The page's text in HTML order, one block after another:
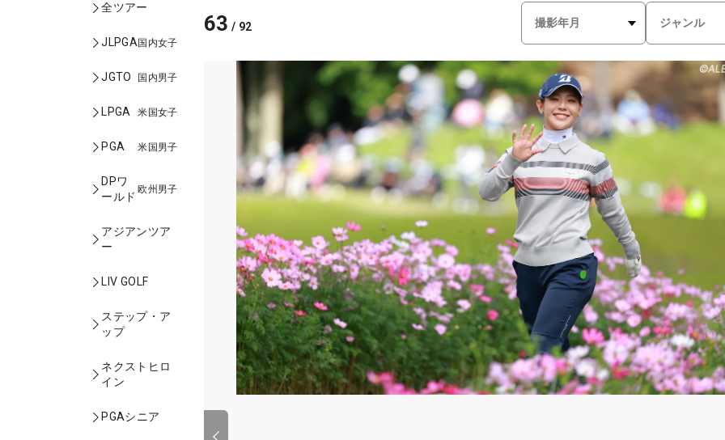
全ツアー
JLPGA国内女子
JGTO 国内男子
LPGA 米国女子
PGA 米国男子
DPワ
ールド
欧州男子
アジアンツア
ー
LIV GOLF
ステップ・ア
ップ
ネクストヒロ
イン
PGAシニア
63 / 92